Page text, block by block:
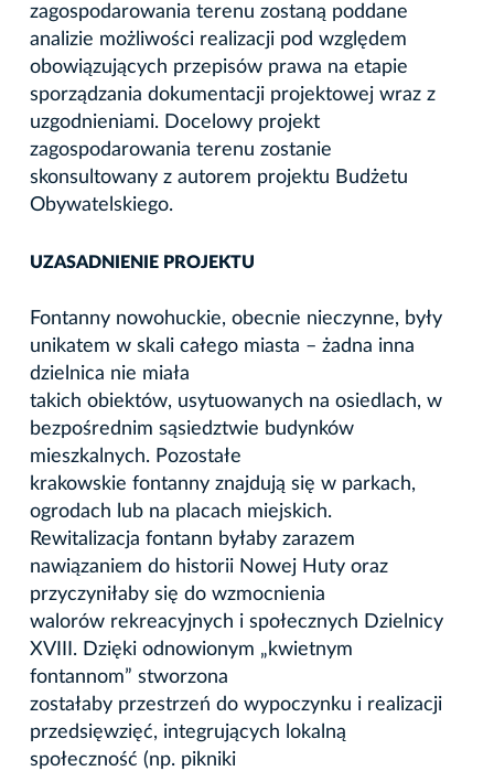
zagospodarowania terenu zostaną poddane
analizie możliwości realizacji pod względem
obowiązujących przepisów prawa na etapie
sporządzania dokumentacji projektowej wraz z
uzgodnieniami. Docelowy projekt
zagospodarowania terenu zostanie
skonsultowany z autorem projektu Budżetu
Obywatelskiego.
UZASADNIENIE PROJEKTU
Fontanny nowohuckie, obecnie nieczynne, były
unikatem w skali całego miasta – żadna inna
dzielnica nie miała
takich obiektów, usytuowanych na osiedlach, w
bezpośrednim sąsiedztwie budynków
mieszkalnych. Pozostałe
krakowskie fontanny znajdują się w parkach,
ogrodach lub na placach miejskich.
Rewitalizacja fontann byłaby zarazem
nawiązaniem do historii Nowej Huty oraz
przyczyniłaby się do wzmocnienia
walorów rekreacyjnych i społecznych Dzielnicy
XVIII. Dzięki odnowionym „kwietnym
fontannom” stworzona
zostałaby przestrzeń do wypoczynku i realizacji
przedsięwzięć, integrujących lokalną
społeczność (np. pikniki